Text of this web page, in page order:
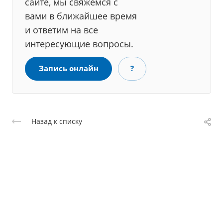
вами в ближайшее время
и ответим на все
интересующие вопросы.
Запись онлайн ?
Назад к списку